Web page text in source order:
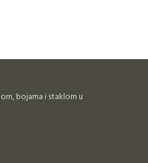
bojama i staklom u